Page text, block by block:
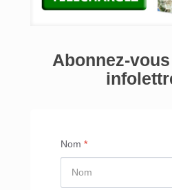
Abonnez-
Nom *